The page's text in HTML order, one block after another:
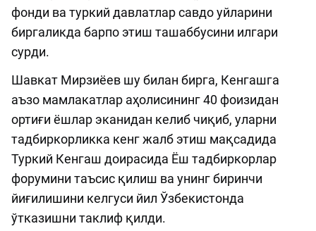
фонди ва туркий давлатлар савдо уйларини
биргаликда барпо этиш ташаббусини илгари
сурди.
Шавкат Мирзиёев шу билан бирга, Кенгашга
аъзо мамлакатлар аҳолисининг 40 фоизидан
ортиғи ёшлар эканидан келиб чиқиб, уларни
тадбиркорликка кенг жалб этиш мақсадида
Туркий Кенгаш доирасида Ёш тадбиркорлар
форумини таъсис қилиш ва унинг биринчи
йиғилишини келгуси йил Ўзбекистонда
ўтказишни таклиф қилди.